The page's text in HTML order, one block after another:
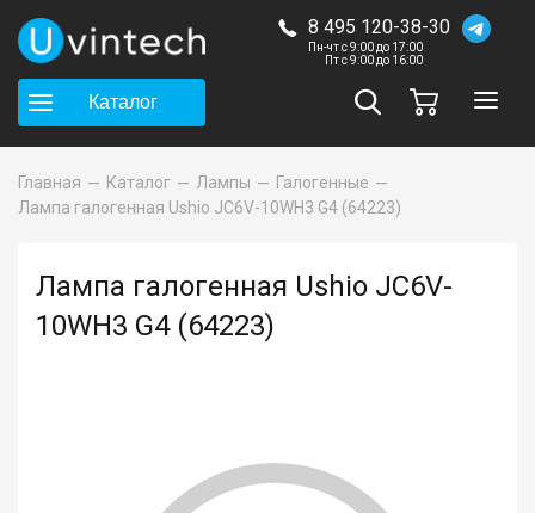
8 495 120-38-30
Пн-чт с 9:00 до 17:00
Пт с 9:00 до 16:00
Каталог
Главная Каталог Лампы
Галогенные
Лампа галогенная Ushio JC6V-10WH3 G4 (64223)
Лампа галогенная Ushio JC6V-
10WH3 G4 (64223)